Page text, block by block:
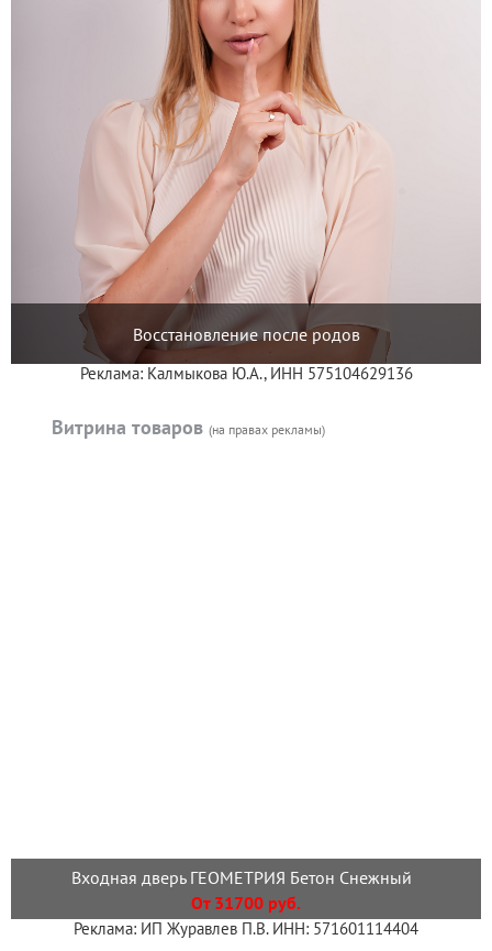
Восстановление после родов
Реклама: Калмыкова Ю.А., ИНН 575104629136
Витрина товаров (на правах рекламы)
Входная дверь ГЕОМЕТРИЯ Бетон Снежный
От 31700 руб.
Реклама: ИП Журавлев П.В. ИНН: 571601114404